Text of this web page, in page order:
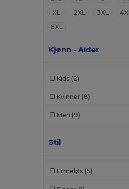
XL
2XL 3XL 4XL
6XL
Kjønn - Alder
Kids (2)
Kvinner (8)
Men (9)
Stil
Ermeløs (5)